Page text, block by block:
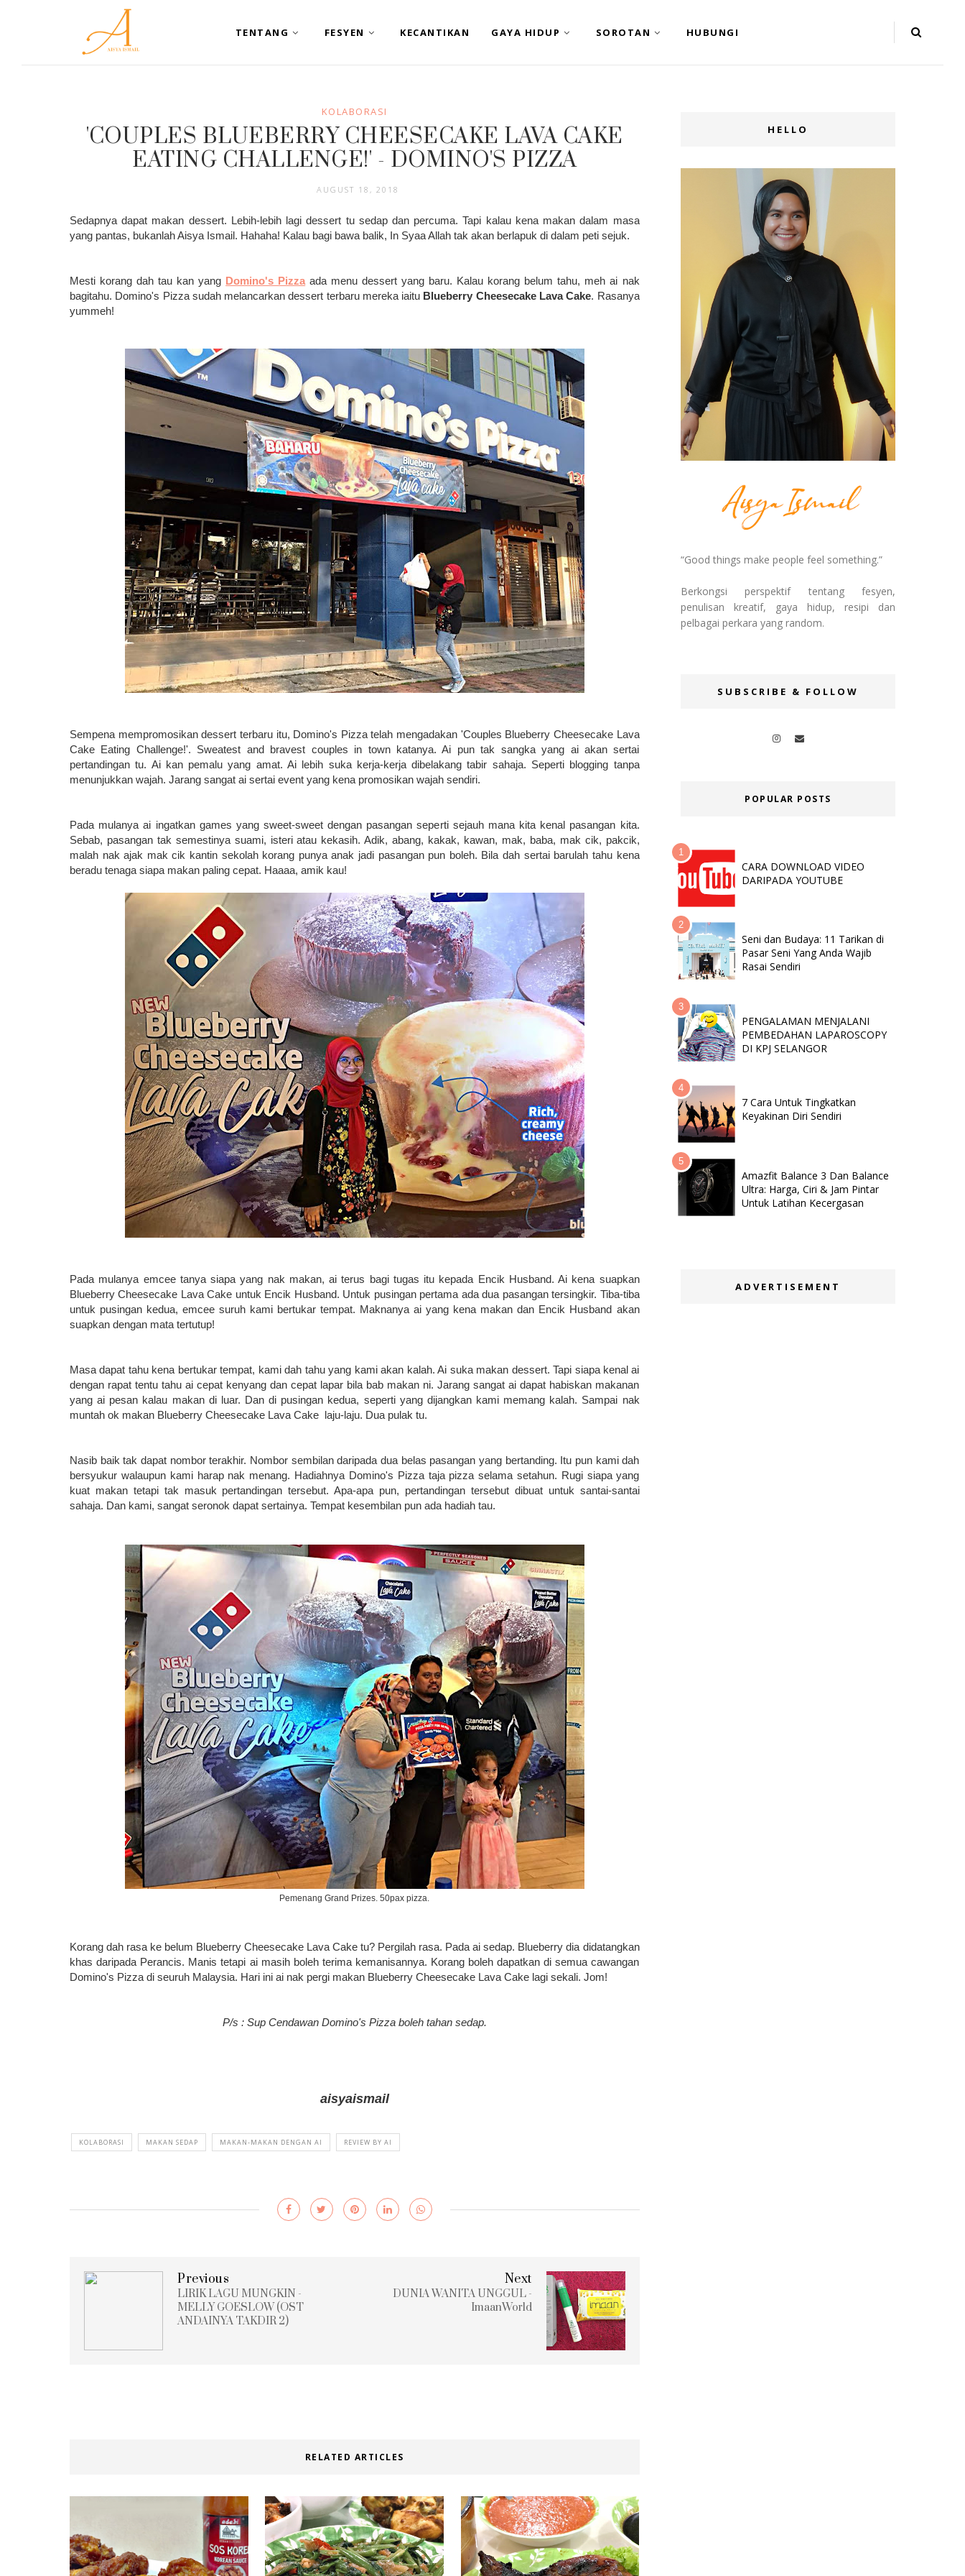
TENTANG FESYEN KECANTIKAN GAYA HIDUP SOROTAN HUBUNGI
KOLABORASI
'COUPLES BLUEBERRY CHEESECAKE LAVA CAKE
EATING CHALLENGE!' - DOMINO'S PIZZA
AUGUST 18, 2018
Sedapnya dapat makan dessert. Lebih-lebih lagi dessert tu sedap dan percuma. Tapi kalau kena makan dalam masa
yang pantas, bukanlah Aisya Ismail. Hahaha! Kalau bagi bawa balik, In Syaa Allah tak akan berlapuk di dalam peti sejuk.
Mesti korang dah tau kan yang Domino's Pizza ada menu dessert yang baru. Kalau korang belum tahu, meh ai nak
bagitahu. Domino's Pizza sudah melancarkan dessert terbaru mereka iaitu Blueberry Cheesecake Lava Cake. Rasanya
yummeh!
Sempena mempromosikan dessert terbaru itu, Domino's Pizza telah mengadakan 'Couples Blueberry Cheesecake Lava
Cake Eating Challenge!'. Sweatest and bravest couples in town katanya. Ai pun tak sangka yang ai akan sertai
pertandingan tu. Ai kan pemalu yang amat. Ai lebih suka kerja-kerja dibelakang tabir sahaja. Seperti blogging tanpa
menunjukkan wajah. Jarang sangat ai sertai event yang kena promosikan wajah sendiri.
Pada mulanya ai ingatkan games yang sweet-sweet dengan pasangan seperti sejauh mana kita kenal pasangan kita.
Sebab, pasangan tak semestinya suami, isteri atau kekasih. Adik, abang, kakak, kawan, mak, baba, mak cik, pakcik,
malah nak ajak mak cik kantin sekolah korang punya anak jadi pasangan pun boleh. Bila dah sertai barulah tahu kena
beradu tenaga siapa makan paling cepat. Haaaa, amik kau!
Pada mulanya emcee tanya siapa yang nak makan, ai terus bagi tugas itu kepada Encik Husband. Ai kena suapkan
Blueberry Cheesecake Lava Cake untuk Encik Husband. Untuk pusingan pertama ada dua pasangan tersingkir. Tiba-tiba
untuk pusingan kedua, emcee suruh kami bertukar tempat. Maknanya ai yang kena makan dan Encik Husband akan
suapkan dengan mata tertutup!
Masa dapat tahu kena bertukar tempat, kami dah tahu yang kami akan kalah. Ai suka makan dessert. Tapi siapa kenal ai
dengan rapat tentu tahu ai cepat kenyang dan cepat lapar bila bab makan ni. Jarang sangat ai dapat habiskan makanan
yang ai pesan kalau makan di luar. Dan di pusingan kedua, seperti yang dijangkan kami memang kalah. Sampai nak
muntah ok makan Blueberry Cheesecake Lava Cake laju-laju. Dua pulak tu.
Nasib baik tak dapat nombor terakhir. Nombor sembilan daripada dua belas pasangan yang bertanding. Itu pun kami dah
bersyukur walaupun kami harap nak menang. Hadiahnya Domino's Pizza taja pizza selama setahun. Rugi siapa yang
kuat makan tetapi tak masuk pertandingan tersebut. Apa-apa pun, pertandingan tersebut dibuat untuk santai-santai
sahaja. Dan kami, sangat seronok dapat sertainya. Tempat kesembilan pun ada hadiah tau.
Pemenang Grand Prizes. 50pax pizza.
Korang dah rasa ke belum Blueberry Cheesecake Lava Cake tu? Pergilah rasa. Pada ai sedap. Blueberry dia didatangkan
khas daripada Perancis. Manis tetapi ai masih boleh terima kemanisannya. Korang boleh dapatkan di semua cawangan
Domino's Pizza di seuruh Malaysia. Hari ini ai nak pergi makan Blueberry Cheesecake Lava Cake lagi sekali. Jom!
P/s : Sup Cendawan Domino's Pizza boleh tahan sedap.
aisyaismail
KOLABORASI MAKAN SEDAP MAKAN-MAKAN DENGAN AI REVIEW BY AI
Next
DUNIA WANITA UNGGUL -
ImaanWorld
Previous
LIRIK LAGU MUNGKIN -
MELLY GOESLOW (OST
ANDAINYA TAKDIR 2)
RELATED ARTICLES
HELLO
“Good things make people feel something.”
Berkongsi perspektif tentang fesyen,
penulisan kreatif, gaya hidup, resipi dan
pelbagai perkara yang random.
SUBSCRIBE & FOLLOW
POPULAR POSTS
CARA DOWNLOAD VIDEO
DARIPADA YOUTUBE
Seni dan Budaya: 11 Tarikan di
Pasar Seni Yang Anda Wajib
Rasai Sendiri
PENGALAMAN MENJALANI
PEMBEDAHAN LAPAROSCOPY
DI KPJ SELANGOR
7 Cara Untuk Tingkatkan
Keyakinan Diri Sendiri
Amazfit Balance 3 Dan Balance
Ultra: Harga, Ciri & Jam Pintar
Untuk Latihan Kecergasan
ADVERTISEMENT